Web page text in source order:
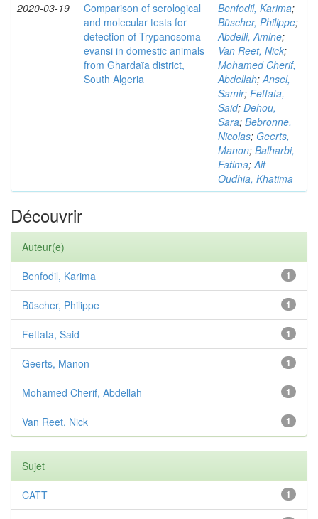
2020-03-19
Comparison of serological
and molecular tests for
detection of Trypanosoma
evansi in domestic animals
from Ghardaïa district,
South Algeria
Benfodil, Karima;
Büscher, Philippe;
Abdelli, Amine;
Van Reet, Nick;
Mohamed Cherif,
Abdellah;Ansel,
Samir; Fettata,
Said; Dehou,
Sara; Bebronne,
Nicolas; Geerts,
Manon; Balharbi,
Fatima;Ait-
Oudhia, Khatima
Découvrir
Auteur(e)
1
Benfodil, Karima
1
Büscher, Philippe
1
Fettata, Said
1
Geerts, Manon
1
Mohamed Cherif, Abdellah
1
Van Reet, Nick
Sujet
1
CATT